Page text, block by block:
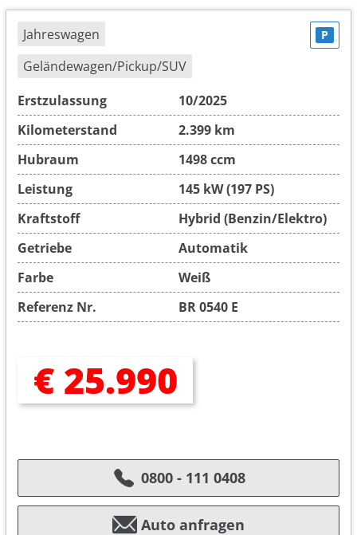
Jahreswagen
Geländewagen/Pickup/SUV
P
Erstzulassung
10/2025
Kilometerstand
2.399 km
Hubraum
1498 ccm
Leistung
145 kW (197 PS)
Kraftstoff
Hybrid (Benzin/Elektro)
Getriebe
Automatik
Farbe
Weiß
Referenz Nr.
BR 0540 E
€ 25.990
0800 - 111 0408
Auto anfragen